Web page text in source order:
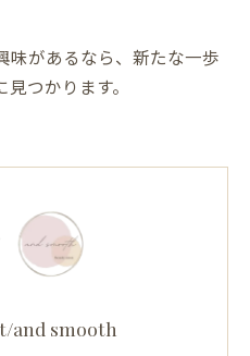
味があるなら、新たな一歩
つかります。
and smooth